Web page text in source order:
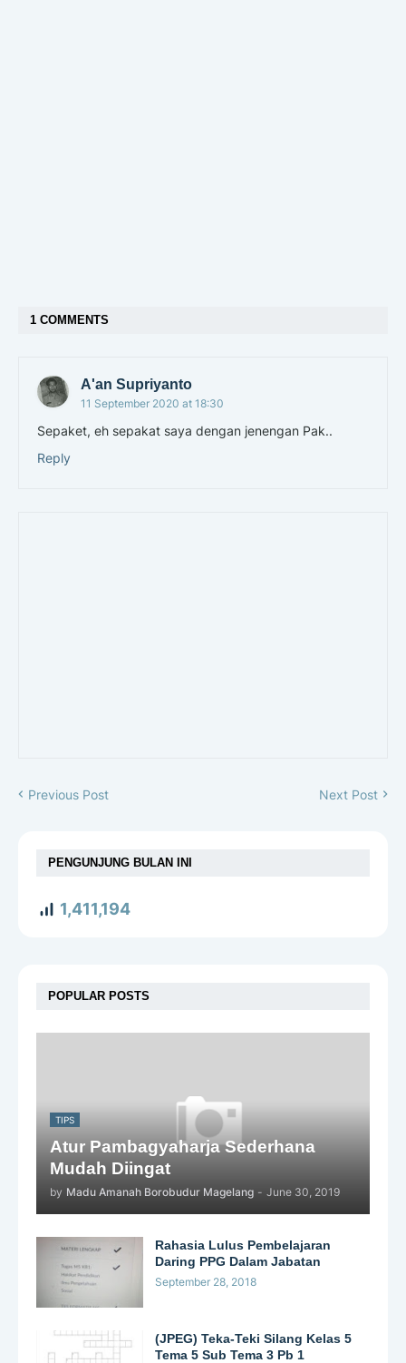
1 COMMENTS
A'an Supriyanto
11 September 2020 at 18:30
Sepaket, eh sepakat saya dengan jenengan Pak..
Reply
Previous Post Next Post
PENGUNJUNG BULAN INI
1,411,194
POPULAR POSTS
TIPS
Atur Pambagyaharja Sederhana
Mudah Diingat
by Madu Amanah Borobudur Magelang - June 30, 2019
Rahasia Lulus Pembelajaran
Daring PPG Dalam Jabatan
September 28, 2018
(JPEG) Teka-Teki Silang Kelas 5
Tema 5 Sub Tema 3 Pb 1